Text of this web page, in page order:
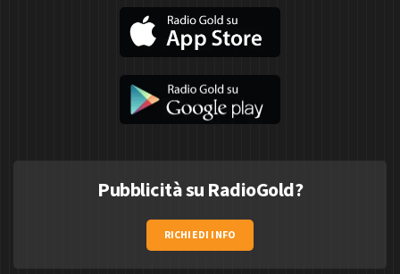
Pubblicità su RadioGold?
RICHIEDI INFO